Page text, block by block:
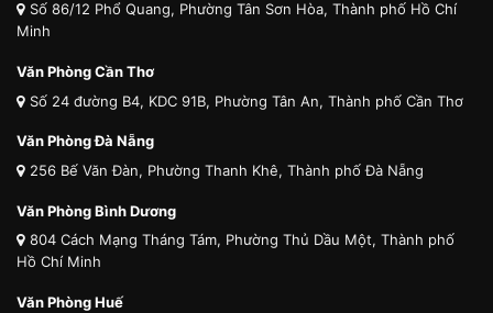
Số 86/12 Phổ Quang, Phường Tân Sơn Hòa, Thành phố Hồ Chí
Minh
Văn Phòng Cần Thơ
Số 24 đường B4, KDC 91B, Phường Tân An, Thành phố Cần Thơ
Văn Phòng Đà Nẵng
256 Bế Văn Đàn, Phường Thanh Khê, Thành phố Đà Nẵng
Văn Phòng Bình Dương
804 Cách Mạng Tháng Tám, Phường Thủ Dầu Một, Thành phố
Hồ Chí Minh
Văn Phòng Huế